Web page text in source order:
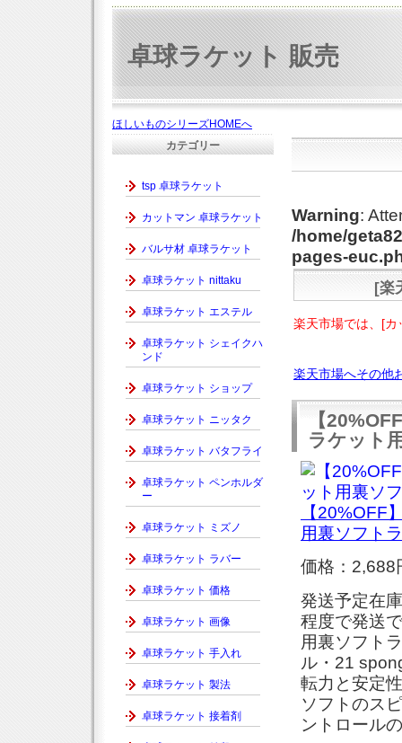
卓球ラケット 販売
Warning:
/home/
pages-
[楽
楽天市場では、[
楽天市場へその他
【
ラケット
【20%OFF
用裏ソフト
価格：2,688
発送予定在
程度で発送
用裏ソフト
ル・21
転力と安定
ソフトのス
ントロール
ほしいものシリーズHOMEへ
カテゴリー
tsp 卓球ラケット
カットマン 卓球ラケット
バルサ材 卓球ラケット
卓球ラケット nittaku
卓球ラケット エステル
卓球ラケット シェイクハ
ンド
卓球ラケット ショップ
卓球ラケット ニッタク
卓球ラケット バタフライ
卓球ラケット ペンホルダ
ー
卓球ラケット ミズノ
卓球ラケット ラバー
卓球ラケット 価格
卓球ラケット 画像
卓球ラケット 手入れ
卓球ラケット 製法
卓球ラケット 接着剤